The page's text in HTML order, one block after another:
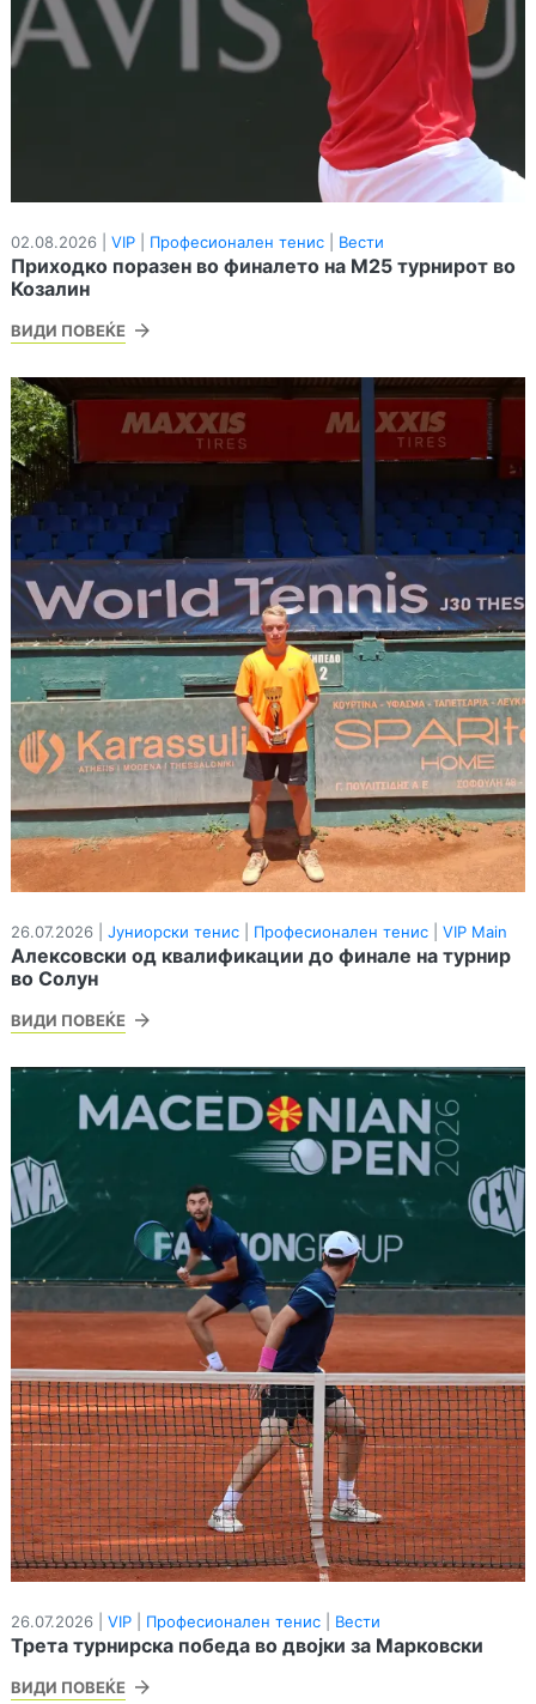
02.08.2026 | VIP Професионален тенис Вести
Приходко поразен во финалето на М25 турнирот во
Козалин
ВИДИ ПОВЕЌЕ
26.07.2026 | Јуниорски тенис Професионален тенис VIP Main
Алексовски од квалификации до финале на турнир
во Солун
ВИДИ ПОВЕЌЕ
26.07.2026 | VIP Професионален тенис Вести
Трета турнирска победа во двојки за Марковски
ВИДИ ПОВЕЌЕ